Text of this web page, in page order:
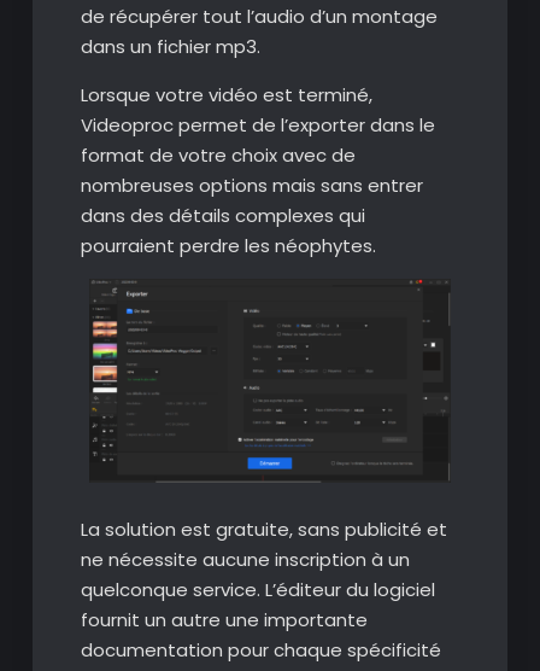
de récupérer tout l’audio d’un montage
dans un fichier mp3.
Lorsque votre vidéo est terminé,
Videoproc permet de l’exporter dans le
format de votre choix avec de
nombreuses options mais sans entrer
dans des détails complexes qui
pourraient perdre les néophytes.
La solution est gratuite, sans publicité et
ne nécessite aucune inscription à un
quelconque service. L’éditeur du logiciel
fournit un autre une importante
documentation pour chaque spécificité